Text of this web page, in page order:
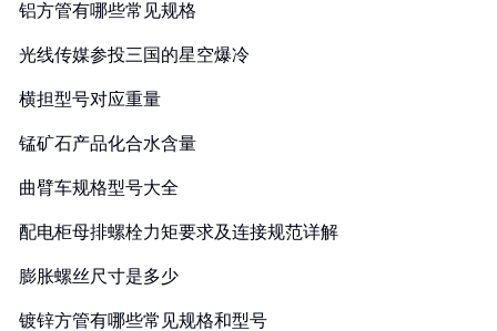
铝方管有哪些常见规格
光线传媒参投三国的星空爆冷
横担型号对应重量
锰矿石产品化合水含量
曲臂车规格型号大全
配电柜母排螺栓力矩要求及连接规范详解
膨胀螺丝尺寸是多少
镀锌方管有哪些常见规格和型号